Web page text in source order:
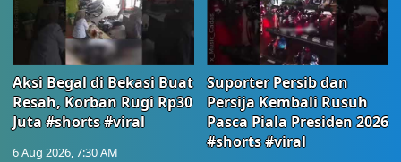
Aksi Begal di Bekasi Buat
Resah, Korban Rugi Rp30
Juta #shorts #viral
6 Aug 2026, 7:30 AM
Suporter Persib dan
Persija Kembali Rusuh
Pasca Piala Presiden 2026
#shorts #viral